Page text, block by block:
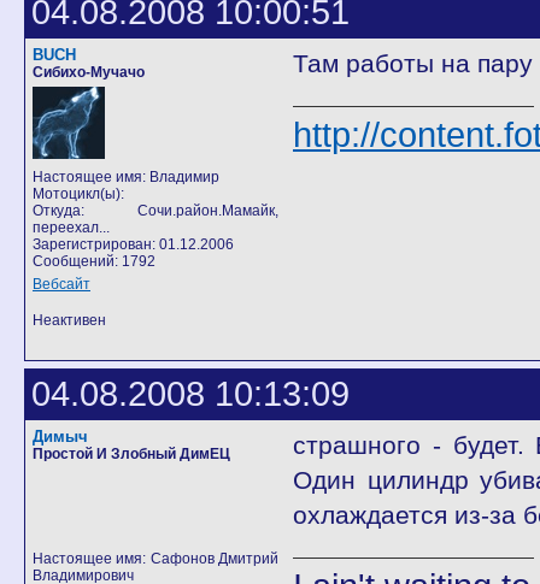
04.08.2008 10:00:51
BUCH
Сибихо-Мучачо
Настоящее имя: Владимир
Мотоцикл(ы):
Откуда: Сочи.район.Мамайк,
переехал...
Зарегистрирован: 01.12.2006
Сообщений: 1792
Вебсайт
Там работы на
http://
Неактивен
04.08.2008 10:13:09
Димыч
Простой И Злобный ДимЕЦ
Настоящее имя: Сафонов Дмитрий
Владимирович
страшного -
Один цилиндр
охлаждается из-за